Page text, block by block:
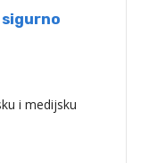
i medijsku